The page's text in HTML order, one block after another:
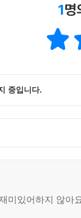
1명
중입니다.
미있어하지 않아